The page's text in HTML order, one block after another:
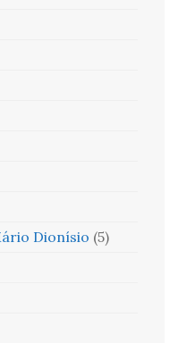
Dionísio (5)